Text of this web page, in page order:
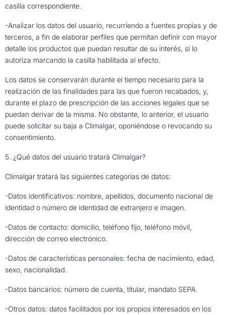
casilla correspondiente.
-Analizar los datos del usuario, recurriendo a fuentes propias y de
terceros, a fin de elaborar perfiles que permitan definir con mayor
detalle los productos que puedan resultar de su interés, si lo
autoriza marcando la casilla habilitada al efecto.
Los datos se conservarán durante el tiempo necesario para la
realización de las finalidades para las que fueron recabados, y,
durante el plazo de prescripción de las acciones legales que se
puedan derivar de la misma. No obstante, lo anterior, el usuario
puede solicitar su baja a Climalgar, oponiéndose o revocando su
consentimiento.
5. ¿Qué datos del usuario tratará Climalgar?
Climalgar tratará las siguientes categorías de datos:
-Datos identificativos: nombre, apellidos, documento nacional de
identidad o número de identidad de extranjero e imagen.
-Datos de contacto: domicilio, teléfono fijo, teléfono móvil,
dirección de correo electrónico.
-Datos de características personales: fecha de nacimiento, edad,
sexo, nacionalidad.
-Datos bancarios: número de cuenta, titular, mandato SEPA.
-Otros datos: datos facilitados por los propios interesados en los